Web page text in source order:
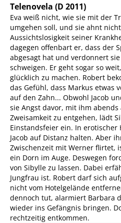
Telenovela (D 2011)
Eva weiß nicht, wie sie mit der
umgehen soll, und sie ahnt
Aussichtslosigkeit seiner
dagegen offenbart er, dass der
abgesagt hat und verdonnert
schweigen. Er geht sogar so
glücklich zu machen. Robert
das Gefühl, dass Markus etwas
auf den Zahn... Obwohl Jacob
sie Angst davor, mit ihm
Zweisamkeit zu entgehen, lädt
Einstandsfeier ein. In erotischer
Jacob auf Distanz halten. Aber
Zwischenzeit mit Werner flirtet,
ein Dorn im Auge. Deswegen
von Sibylle zu lassen. Dabei
Jungfrau ist. Robert darf sich
nicht vom Hotelgelände
dennoch tut, alarmiert Barbara
wieder ins Gefängnis bringen.
rechtzeitig entkommen.